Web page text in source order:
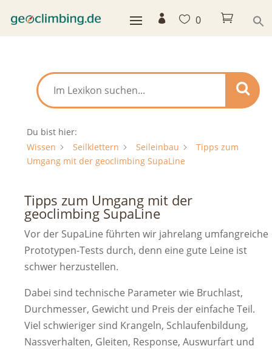
  0 
Du bist hier:
Wissen
Seilklettern Seileinbau
Tipps zum
Umgang mit der geoclimbing SupaLine
Tipps zum Umgang mit der
geoclimbing SupaLine
Vor der SupaLine führten wir jahrelang umfangreiche
Prototypen-Tests durch, denn eine gute Leine ist
schwer herzustellen.
Dabei sind technische Parameter wie Bruchlast,
Durchmesser, Gewicht und Preis der einfache Teil.
Viel schwieriger sind Krangeln, Schlaufenbildung,
Nassverhalten, Gleiten, Response, Auswurfart und